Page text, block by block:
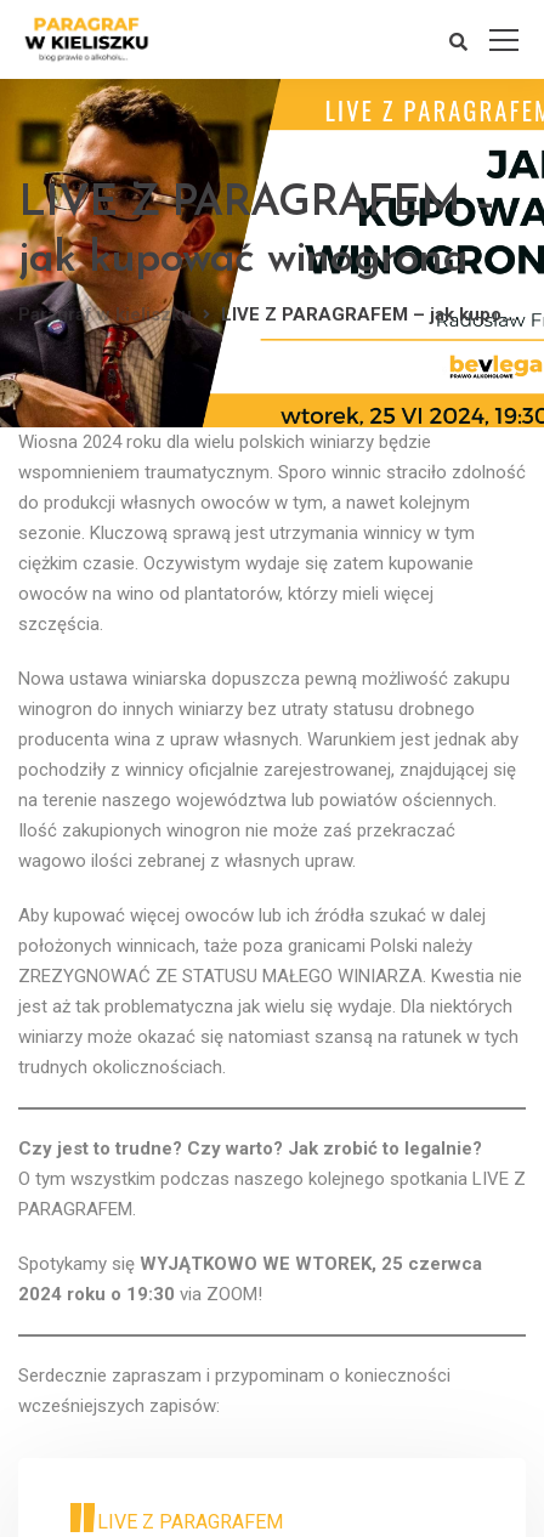
LIVE Z PARAGRAFEM –
jak kupować winogrona
Paragraf w kieliszku LIVE Z PARAGRAFEM – jak kupować winogrona
Wiosna 2024 roku dla wielu polskich winiarzy będzie
wspomnieniem traumatycznym. Sporo winnic straciło zdolność
do produkcji własnych owoców w tym, a nawet kolejnym
sezonie. Kluczową sprawą jest utrzymania winnicy w tym
ciężkim czasie. Oczywistym wydaje się zatem kupowanie
owoców na wino od plantatorów, którzy mieli więcej
szczęścia.
Nowa ustawa winiarska dopuszcza pewną możliwość zakupu
winogron do innych winiarzy bez utraty statusu drobnego
producenta wina z upraw własnych. Warunkiem jest jednak aby
pochodziły z winnicy oficjalnie zarejestrowanej, znajdującej się
na terenie naszego województwa lub powiatów ościennych.
Ilość zakupionych winogron nie może zaś przekraczać
wagowo ilości zebranej z własnych upraw.
Aby kupować więcej owoców lub ich źródła szukać w dalej
położonych winnicach, taże poza granicami Polski należy
ZREZYGNOWAĆ ZE STATUSU MAŁEGO WINIARZA. Kwestia nie
jest aż tak problematyczna jak wielu się wydaje. Dla niektórych
winiarzy może okazać się natomiast szansą na ratunek w tych
trudnych okolicznościach.
Czy jest to trudne? Czy warto? Jak zrobić to legalnie?
O tym wszystkim podczas naszego kolejnego spotkania LIVE Z
PARAGRAFEM.
Spotykamy się WYJĄTKOWO WE WTOREK, 25 czerwca
2024 roku o 19:30 via ZOOM!
Serdecznie zapraszam i przypominam o konieczności
wcześniejszych zapisów:
LIVE Z PARAGRAFEM